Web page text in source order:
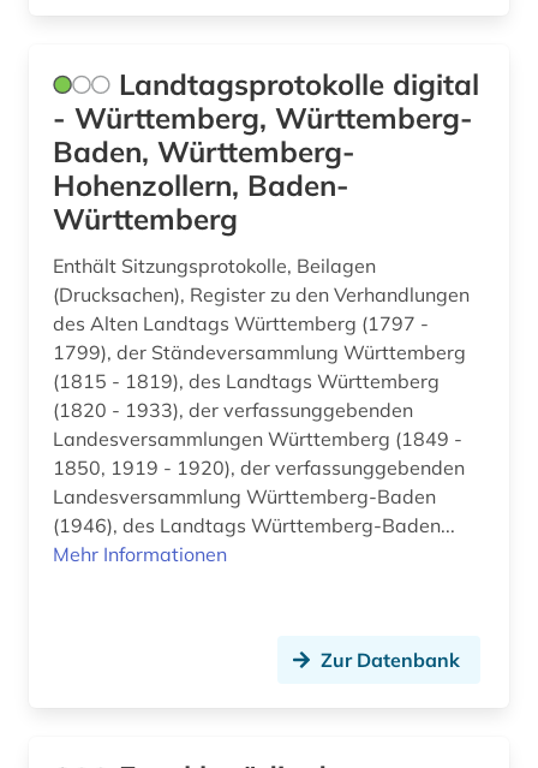
predigt (1)
pressedienst (3)
pressemitteilung (1)
protestantismus (1)
psychologie (1)
putin, vladimir vladimirovič | politiker;
staatspräsident (2)
putsch (1)
pädagogik (6)
qing dynastie (1)
Landtagsprotokolle digital
- Württemberg, Württemberg-
Baden, Württemberg-
Hohenzollern, Baden-
Württemberg
Enthält Sitzungsprotokolle, Beilagen
(Drucksachen), Register zu den Verhandlungen
des Alten Landtags Württemberg (1797 -
1799), der Ständeversammlung Württemberg
(1815 - 1819), des Landtags Württemberg
(1820 - 1933), der verfassunggebenden
Landesversammlungen Württemberg (1849 -
1850, 1919 - 1920), der verfassunggebenden
Landesversammlung Württemberg-Baden
(1946), des Landtags Württemberg-Baden...
Mehr Informationen
Zur Datenbank